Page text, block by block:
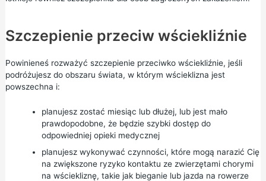
Szczepienie przeciw wściekliźnie
Powinieneś rozważyć szczepienie przeciwko wściekliźnie, jeśli
podróżujesz do obszaru świata, w którym wścieklizna jest
powszechna i:
planujesz zostać miesiąc lub dłużej, lub jest mało
prawdopodobne, że będzie szybki dostęp do
odpowiedniej opieki medycznej
planujesz wykonywać czynności, które mogą narazić Cię
na zwiększone ryzyko kontaktu ze zwierzętami chorymi
na wściekliznę, takie jak bieganie lub jazda na rowerze